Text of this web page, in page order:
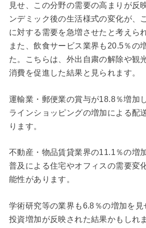
見せ、この分野の需要の高まりが反
ンデミック後の生活様式の変化が、
に対する需要を急増させたと考えら
また、飲食サービス業界も20.5％の
た。こちらは、外出自粛の解除や観
消費を促進した結果と見られます。
運輸業・郵便業の賞与が18.8％増加
ラインショッピングの増加による配
ります。
不動産・物品賃貸業界の11.1％の増
普及による住宅やオフィスの需要変
能性があります。
学術研究等の業界も6.8％の増加を
投資増加が反映された結果かもしれ